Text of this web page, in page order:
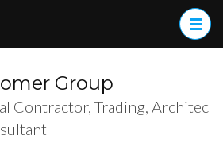
Group
Contractor, Trading, Architec